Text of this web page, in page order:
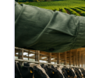
Suíno -
MG
R$ 5,07
kg
Suíno -